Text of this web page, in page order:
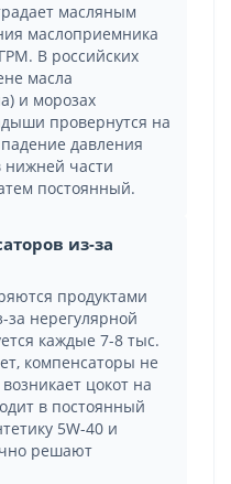
масляным
маслоприемника
В российских
масла
и морозах
провернутся на
давления
нижней части
постоянный.
из-за
продуктами
за нерегулярной
каждые 7-8 тыс.
компенсаторы не
цокот на
в постоянный
5W-40 и
решают